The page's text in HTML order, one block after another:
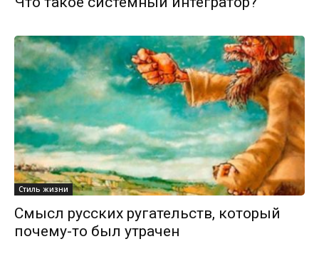
Стиль жизни
Смысл русских ругательств, который
почему-то был утрачен